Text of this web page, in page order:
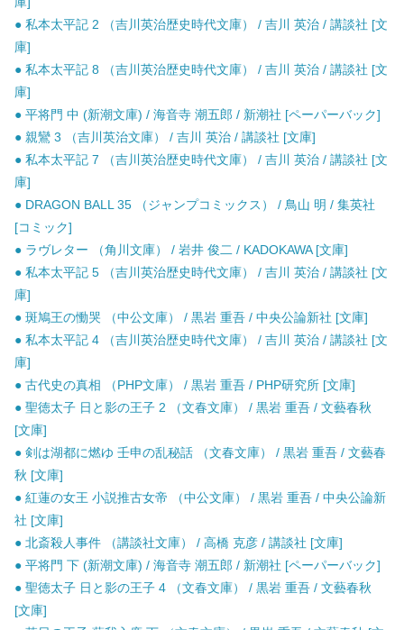
● 私本太平記 2 （吉川英治歴史時代文庫） / 吉川 英治 / 講談社 [文
庫]
● 私本太平記 8 （吉川英治歴史時代文庫） / 吉川 英治 / 講談社 [文
庫]
● 平将門 中 (新潮文庫) / 海音寺 潮五郎 / 新潮社 [ペーパーバック]
● 親鸞 3 （吉川英治文庫） / 吉川 英治 / 講談社 [文庫]
● 私本太平記 7 （吉川英治歴史時代文庫） / 吉川 英治 / 講談社 [文
庫]
● DRAGON BALL 35 （ジャンプコミックス） / 鳥山 明 / 集英社
[コミック]
● ラヴレター （角川文庫） / 岩井 俊二 / KADOKAWA [文庫]
● 私本太平記 5 （吉川英治歴史時代文庫） / 吉川 英治 / 講談社 [文
庫]
● 斑鳩王の慟哭 （中公文庫） / 黒岩 重吾 / 中央公論新社 [文庫]
● 私本太平記 4 （吉川英治歴史時代文庫） / 吉川 英治 / 講談社 [文
庫]
● 古代史の真相 （PHP文庫） / 黒岩 重吾 / PHP研究所 [文庫]
● 聖徳太子 日と影の王子 2 （文春文庫） / 黒岩 重吾 / 文藝春秋
[文庫]
● 剣は湖都に燃ゆ 壬申の乱秘話 （文春文庫） / 黒岩 重吾 / 文藝春
秋 [文庫]
● 紅蓮の女王 小説推古女帝 （中公文庫） / 黒岩 重吾 / 中央公論新
社 [文庫]
● 北斎殺人事件 （講談社文庫） / 高橋 克彦 / 講談社 [文庫]
● 平将門 下 (新潮文庫) / 海音寺 潮五郎 / 新潮社 [ペーパーバック]
● 聖徳太子 日と影の王子 4 （文春文庫） / 黒岩 重吾 / 文藝春秋
[文庫]